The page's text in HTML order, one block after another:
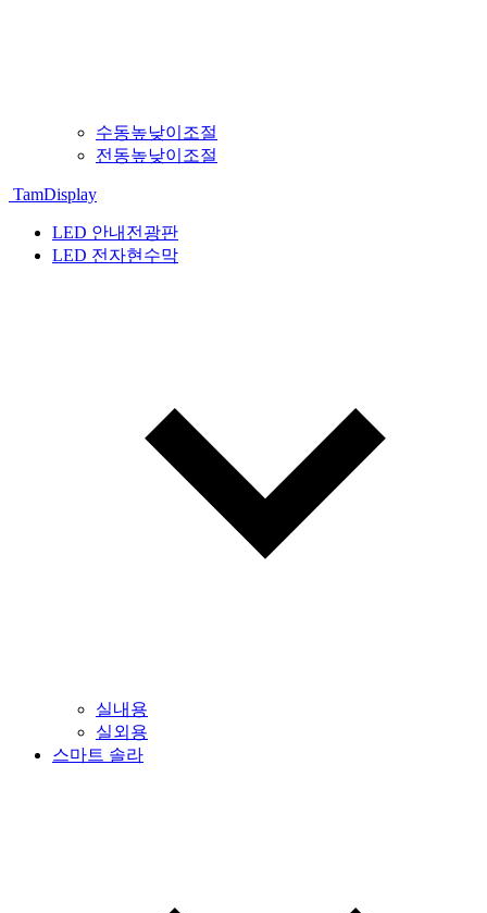
수동높낮이조절
전동높낮이조절
TamDisplay
LED 안내전광판
LED 전자현수막
실내용
실외용
스마트 솔라